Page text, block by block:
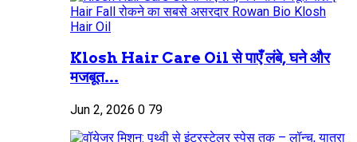
Klosh Hair Care Oil से पाएँ लंबे, घने और
मजबूत...
Jun 2, 2026 0 79